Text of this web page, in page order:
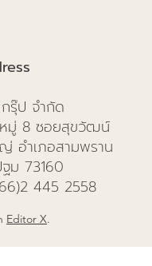
รุ๊ป จำกัด
หมู่ 8 ซอยสุขวัฒน์
อำเภอสามพราน
ม 73160
2 445 2558
Editor X.